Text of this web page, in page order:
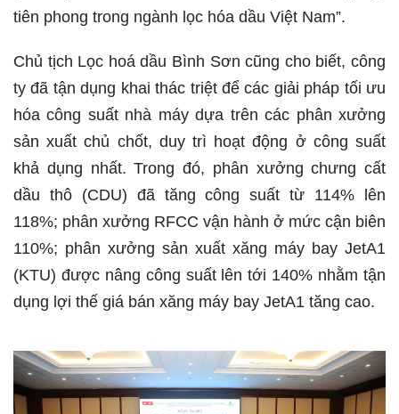
tiên phong trong ngành lọc hóa dầu Việt Nam”.
Chủ tịch Lọc hoá dầu Bình Sơn cũng cho biết, công
ty đã tận dụng khai thác triệt để các giải pháp tối ưu
hóa công suất nhà máy dựa trên các phân xưởng
sản xuất chủ chốt, duy trì hoạt động ở công suất
khả dụng nhất. Trong đó, phân xưởng chưng cất
dầu thô (CDU) đã tăng công suất từ 114% lên
118%; phân xưởng RFCC vận hành ở mức cận biên
110%; phân xưởng sản xuất xăng máy bay JetA1
(KTU) được nâng công suất lên tới 140% nhằm tận
dụng lợi thế giá bán xăng máy bay JetA1 tăng cao.